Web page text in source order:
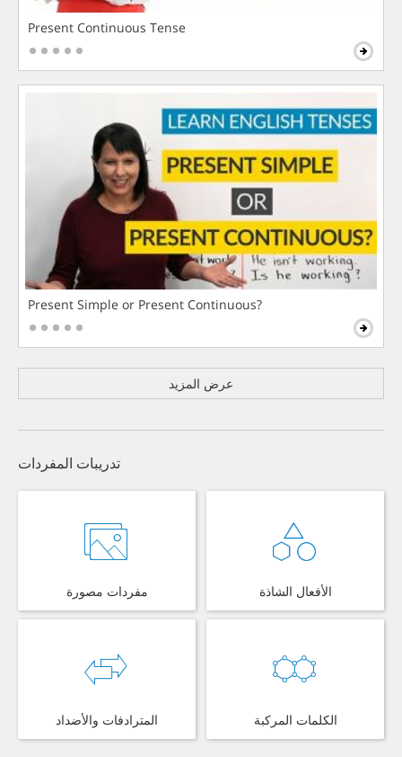
Present Continuous Tense
Present Simple or Present Continuous?
عرض المزيد
تدريبات المفردات
مفردات مصورة الأفعال الشاذة
المترادفات والأضداد الكلمات المركبة